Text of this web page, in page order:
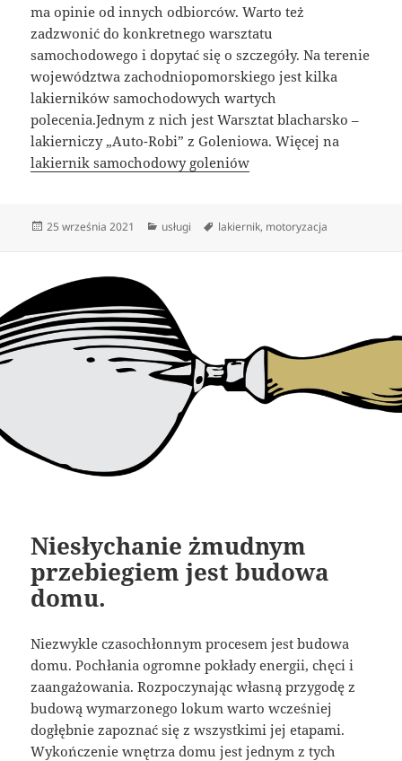
ma opinie od innych odbiorców. Warto też
zadzwonić do konkretnego warsztatu
samochodowego i dopytać się o szczegóły. Na terenie
województwa zachodniopomorskiego jest kilka
lakierników samochodowych wartych
polecenia.Jednym z nich jest Warsztat blacharsko –
lakierniczy „Auto-Robi” z Goleniowa. Więcej na
lakiernik samochodowy goleniów
Data
25 września 2021 Kategorie
usługi Tagi
lakiernik, motoryzacja
Niesłychanie żmudnym
przebiegiem jest budowa
domu.
Niezwykle czasochłonnym procesem jest budowa
domu. Pochłania ogromne pokłady energii, chęci i
zaangażowania. Rozpoczynając własną przygodę z
budową wymarzonego lokum warto wcześniej
dogłębnie zapoznać się z wszystkimi jej etapami.
Wykończenie wnętrza domu jest jednym z tych